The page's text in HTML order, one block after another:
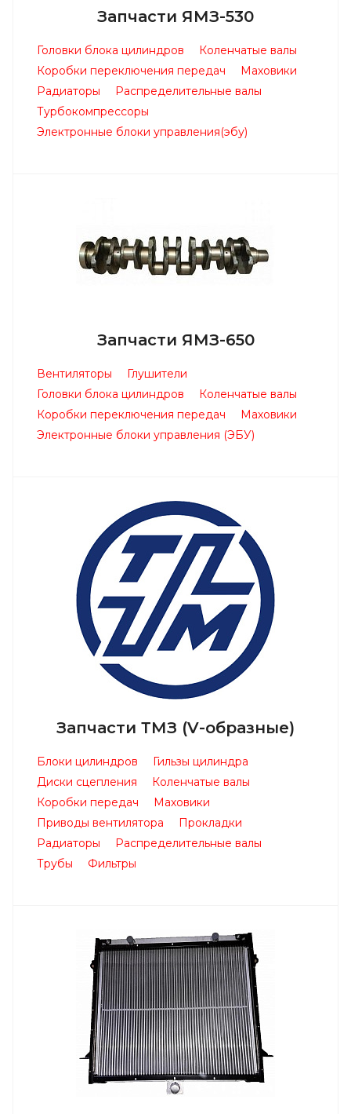
Запчасти ЯМЗ-530
Головки блока цилиндров
Коленчатые валы
Коробки переключения передач
Маховики
Радиаторы
Распределительные валы
Турбокомпрессоры
Электронные блоки управления(эбу)
Запчасти ЯМЗ-650
Вентиляторы
Глушители
Головки блока цилиндров
Коленчатые валы
Коробки переключения передач
Маховики
Электронные блоки управления (ЭБУ)
Запчасти ТМЗ (V-образные)
Блоки цилиндров
Гильзы цилиндра
Диски сцепления
Коленчатые валы
Коробки передач
Маховики
Приводы вентилятора
Прокладки
Радиаторы
Распределительные валы
Трубы
Фильтры